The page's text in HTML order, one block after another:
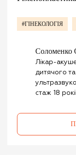
#ГІНЕКОЛОГІЯ
Соломенко
Лікар-
дитячого та
стаж 18